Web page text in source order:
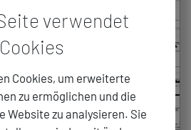
verwendet
Cookies
Cookies, um erweiterte
zu ermöglichen und die
Website zu analysieren. Sie